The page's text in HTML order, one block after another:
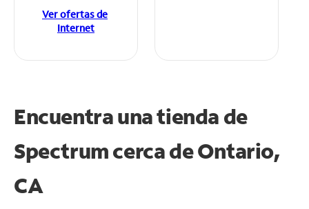
Ver ofertas de
Internet
Encuentra una tienda de
Spectrumcerca de Ontario,
CA